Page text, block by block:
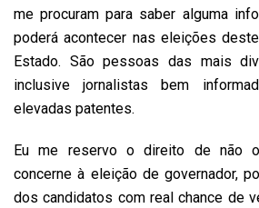
me procuram para saber alguma
poderá acontecer nas eleições
Estado. São pessoas das mais
inclusive jornalistas bem
elevadas patentes.
Eu me reservo o direito de não
concerne à eleição de governador,
dos candidatos com real chance de